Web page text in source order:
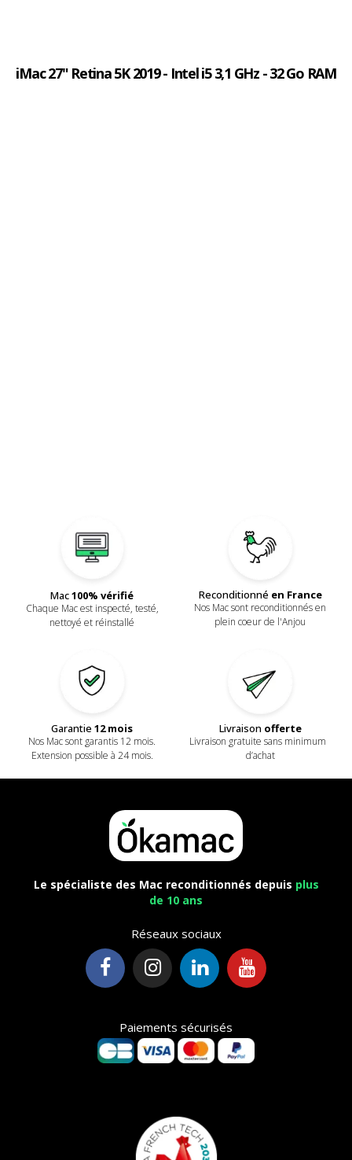
iMac 27" Retina 5K 2019 - Intel i5 3,1 GHz - 32 Go RAM
Mac100% vérifié
Chaque Mac est inspecté, testé,
nettoyé et réinstallé
Reconditionné en France
Nos Mac sont reconditionnés en
plein coeur de l'Anjou
Garantie 12 mois
Nos Mac sont garantis 12 mois.
Extension possible à 24 mois.
Livraison offerte
Livraison gratuite sans minimum
d’achat
Le spécialiste des Mac reconditionnés depuis plus
de 10 ans
Réseaux sociaux
Paiements sécurisés